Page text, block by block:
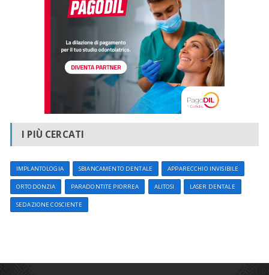
I PIÙ CERCATI
IMPLANTOLOGIA SBIANCAMENTO DENTALE APPARECCHIO INVISIBILE
ORTODONZIA PARADONTITE PIORREA ALITOSI LASER DENTALE
SEDAZIONE COSCIENTE